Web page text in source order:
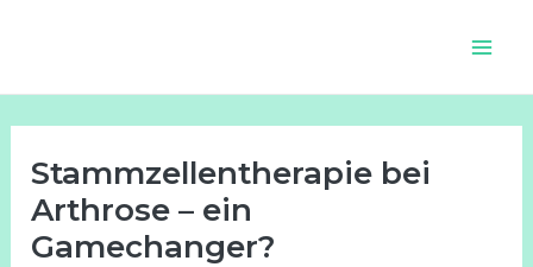
Stammzellentherapie bei
Arthrose – ein
Gamechanger?